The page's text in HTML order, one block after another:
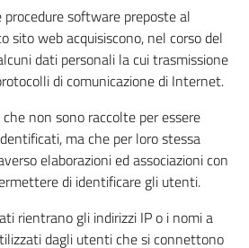
software preposte al
sito web acquisiscono, nel corso del
dati personali la cui trasmissione
di comunicazione di Internet.
non sono raccolte per essere
ma che per loro stessa
elaborazioni ed associazioni con
di identificare gli utenti.
rientrano gli indirizzi IP o i nomi a
dagli utenti che si connettono